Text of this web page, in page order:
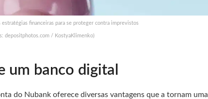
estratégias financeiras para se proteger contra imprevistos
depositphotos.com / KostyaKlimenko)
um banco digital
do Nubank oferece diversas vantagens que a tornam uma